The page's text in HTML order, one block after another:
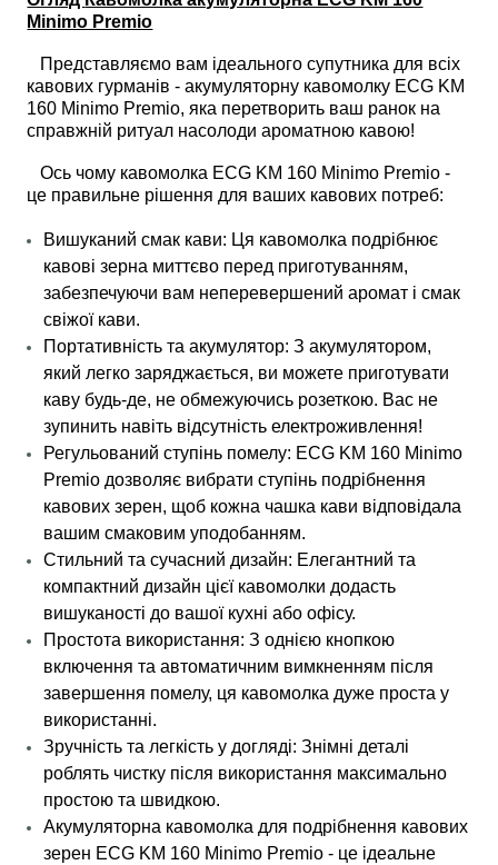
Minimo Premio
Представляємо вам ідеального супутника для всіх
кавових гурманів - акумуляторну кавомолку ECG KM
160 Minimo Premio, яка перетворить ваш ранок на
справжній ритуал насолоди ароматною кавою!
Ось чому кавомолка ECG KM 160 Minimo Premio -
це правильне рішення для ваших кавових потреб:
Вишуканий смак кави: Ця кавомолка подрібнює
кавові зерна миттєво перед приготуванням,
забезпечуючи вам неперевершений аромат і смак
свіжої кави.
Портативність та акумулятор: З акумулятором,
який легко заряджається, ви можете приготувати
каву будь-де, не обмежуючись розеткою. Вас не
зупинить навіть відсутність електроживлення!
Регульований ступінь помелу: ECG KM 160 Minimo
Premio дозволяє вибрати ступінь подрібнення
кавових зерен, щоб кожна чашка кави відповідала
вашим смаковим уподобанням.
Стильний та сучасний дизайн: Елегантний та
компактний дизайн цієї кавомолки додасть
вишуканості до вашої кухні або офісу.
Простота використання: З однією кнопкою
включення та автоматичним вимкненням після
завершення помелу, ця кавомолка дуже проста у
використанні.
Зручність та легкість у догляді: Знімні деталі
роблять чистку після використання максимально
простою та швидкою.
Акумуляторна кавомолка для подрібнення кавових
зерен ECG KM 160 Minimo Premio - це ідеальне